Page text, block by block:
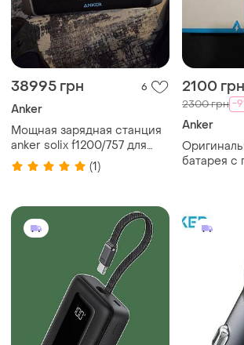
38995 грн 6
Anker
Мощная зарядная станция
anker solix f1200/757 для
автономного питания
(1)
2100 грн
2300 грн -
Anker
батарея с